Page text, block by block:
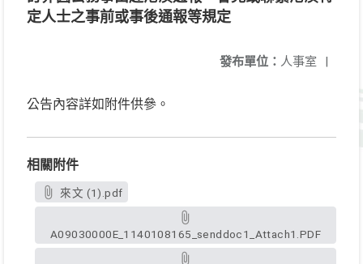
定人士之事前或事後通報等規定
發布單位： 人事室 |
公告內容詳如附件供參。
相關附件
來文 (1).pdf
A09030000E_1140108165_senddoc1_Attach1.PDF